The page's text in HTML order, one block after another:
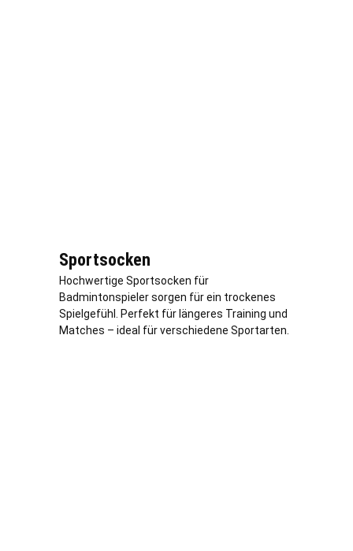
Sportsocken
Hochwertige Sportsocken für
Badmintonspieler sorgen für ein trockenes
Spielgefühl. Perfekt für längeres Training und
Matches – ideal für verschiedene Sportarten.